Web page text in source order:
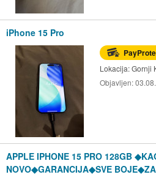
iPhone 15 Pro
Lokacija:Gornji
Objavljen:
APPLE IPHONE 15 PRO 128GB
NOVO◆GARANCIJA◆SVE